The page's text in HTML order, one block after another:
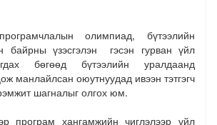
олимпиад, бүтээлийн
байрны үзэсгэлэн гэсэн гурван үйл
бөгөөд бүтээлийн уралдаанд
манлайлсан оюутнуудад ивээн тэтгэгч
шагналыг олгох юм.
програм хангамжийн чиглэлээр үйл